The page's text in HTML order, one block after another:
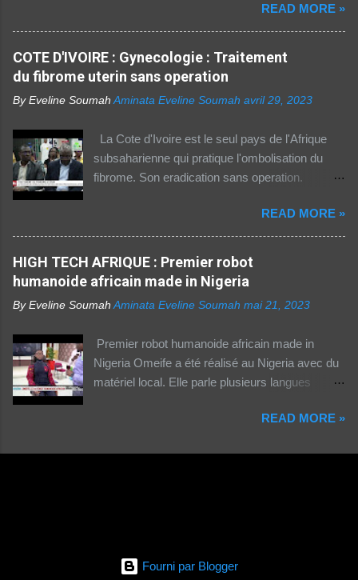
http://boutic.evemoney.1tpe.fr Un tiers (33%) de
la population dans la région Afrique (hors Etats
arabes du continent) utilise Internet, selon le
rapport 2021 de l'Union internationale des
télécommunications (UIT) sur la connectivité
numérique dans le monde. Si entre 2019 et
dans cette partie du monde, cette dernière est
celle où l'accès au web reste difficile –
notamment pour les femmes et les personnes
coûteux. Cinq faits pour appréhender le fossé
numérique en Afrique. La moitié des citadins
africains sont en ligne contre seulement 15% de
la population rurale. A l'échelle de la planète, les
habitants des zones urbaines sont deux fois...
READ MORE »
COTE D'IVOIRE : Gynecologie : Traitement
du fibrome uterin sans operation
By Eveline Soumah Aminata Eveline Soumah avril 29, 2023
La Cote d'Ivoire est le seul pays de l'Afrique
subsaharienne qui pratique l'ombolisation du
fibrome. Son eradication sans operation.
d'Ivoire. Elle a gueri pres de 300 femmes.
Suivez ceci. - 1TPE.com - Votre boutique de
produits digitaux Source life tv.
READ MORE »
HIGH TECH AFRIQUE : Premier robot
humanoide africain made in Nigeria
By Eveline Soumah Aminata Eveline Soumah mai 21, 2023
Premier robot humanoide africain made in
Nigeria Omeife a été réalisé au Nigeria avec du
matériel local. Elle parle plusieurs langues
READ MORE »
Fourni par Blogger